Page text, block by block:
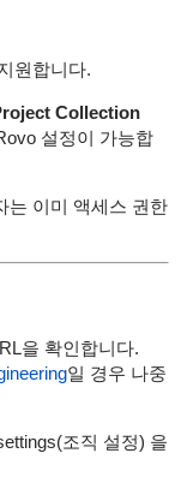
원합니다.
Collection
설정이 가능합
는 이미 액세스 권한
을 확인합니다.
일 경우 나중
조직 설정) 을